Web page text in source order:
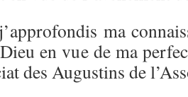
ma
en vue de ma
des Augustins de